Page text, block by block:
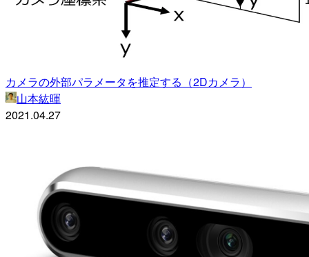
カメラの外部パラメータを推定する（2Dカメラ）
山本紘暉
2021.04.27